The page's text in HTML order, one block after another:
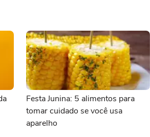
Festa Junina: 5 alimentos para
tomar cuidado se você usa
aparelho